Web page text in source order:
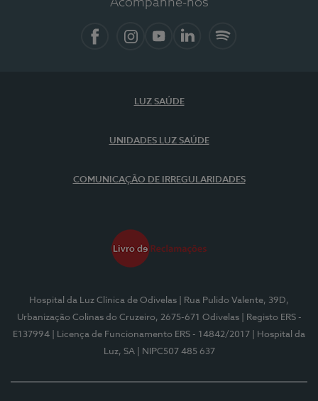
Acompanhe-nos
LUZ SAÚDE
UNIDADES LUZ SAÚDE
COMUNICAÇÃO DE IRREGULARIDADES
Hospital da Luz Clínica de Odivelas
| Rua Pulido Valente, 39D,
Urbanização Colinas do Cruzeiro, 2675-671 Odivelas
| Registo ERS -
E137994
| Licença de Funcionamento ERS - 14842/2017
| Hospital da
Luz, SA
| NIPC507 485 637